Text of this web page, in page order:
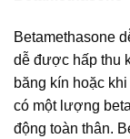
Betamethasone
dễ được hấp thu
băng kín hoặc
có một lượng
động toàn thân.